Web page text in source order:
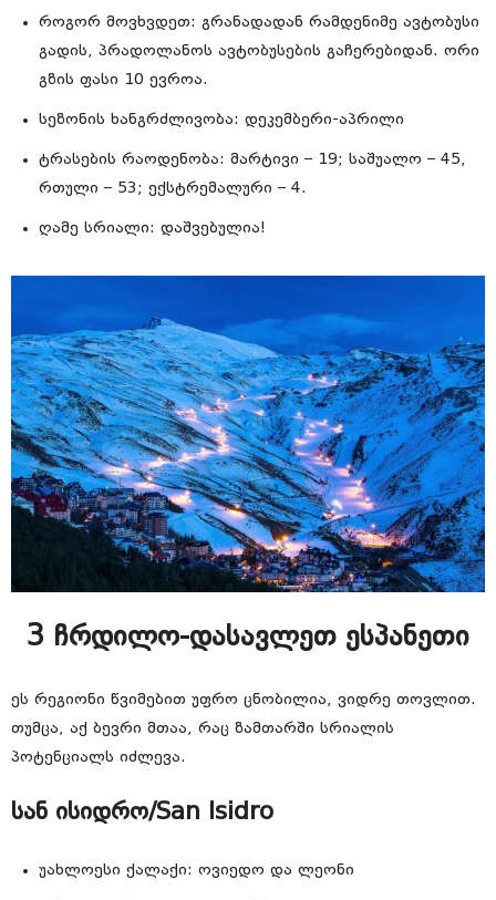
როგორ მოვხვდეთ: გრანადადან რამდენიმე ავტობუსი
გადის, პრადოლანოს ავტობუსების გაჩერებიდან. ორი
გზის ფასი 10 ევროა.
სეზონის ხანგრძლივობა: დეკემბერი-აპრილი
ტრასების რაოდენობა: მარტივი – 19; საშუალო – 45,
რთული – 53; ექსტრემალური – 4.
ღამე სრიალი: დაშვებულია!
3 ჩრდილო-დასავლეთ ესპანეთი
ეს რეგიონი წვიმებით უფრო ცნობილია, ვიდრე თოვლით.
თუმცა, აქ ბევრი მთაა, რაც ზამთარში სრიალის
პოტენციალს იძლევა.
სან ისიდრო/San Isidro
უახლოესი ქალაქი: ოვიედო და ლეონი